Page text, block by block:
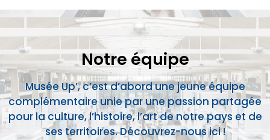
Notre équipe
Musée Up’, c’est d’abord une jeune équipe
complémentaire unie par une passion partagée
pour la culture, l’histoire, l’art de notre pays et de
ses territoires. Découvrez-nous ici !